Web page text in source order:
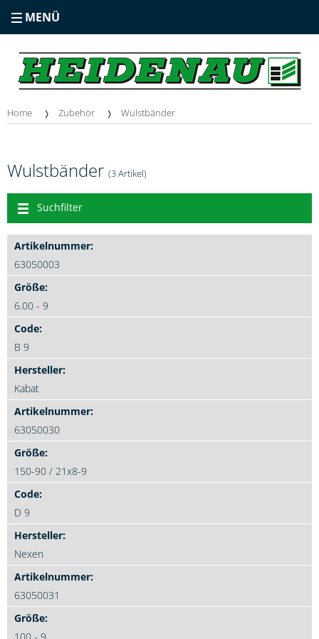
MENÜ
Home Zubehör Wulstbänder
Wulstbänder (3 Artikel)
Suchfilter
63050003
6.00 - 9
B 9
Kabat
63050030
150-90 / 21x8-9
D 9
Nexen
63050031